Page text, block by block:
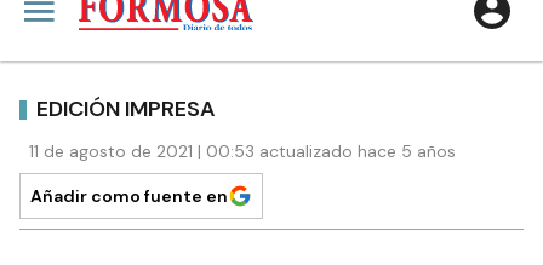
EDICIÓN IMPRESA
11 de agosto de 2021 | 00:53 actualizado hace 5 años
Añadir como fuente en